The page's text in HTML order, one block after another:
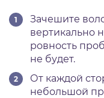
Зачешите
вертикально
ровность
не будет.
От каждой
небольшой